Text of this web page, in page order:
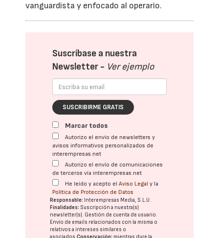
vanguardista y enfocado al operario.
Suscríbase a nuestra
Newsletter - Ver ejemplo
SUSCRIBIRME GRATIS
Marcar todos
Autorizo el envío de newsletters y
avisos informativos personalizados de
interempresas.net
Autorizo el envío de comunicaciones
de terceros vía interempresas.net
He leído y acepto elAviso Legal y la
Política de Protección de Datos
Responsable: Interempresas Media, S.L.U.
Finalidades: Suscripción a nuestra(s)
newsletter(s). Gestión de cuenta de usuario.
Envío de emails relacionados con la misma o
relativos a intereses similares o